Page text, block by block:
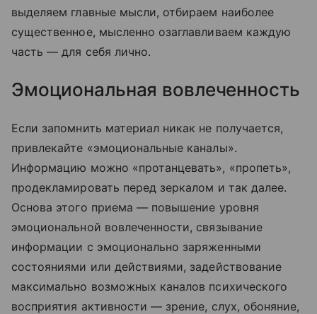
выделяем главные мысли, отбираем наиболее
существенное, мысленно озаглавливаем каждую
часть — для себя лично.
Эмоциональная вовлеченность
Если запомнить материал никак не получается,
привлекайте «эмоциональные каналы».
Информацию можно «протанцевать», «пропеть»,
продекламировать перед зеркалом и так далее.
Основа этого приема — повышение уровня
эмоциональной вовлеченности, связывание
информации с эмоционально заряженными
состояниями или действиями, задействование
максимально возможных каналов психического
восприятия активности — зрение, слух, обоняние,